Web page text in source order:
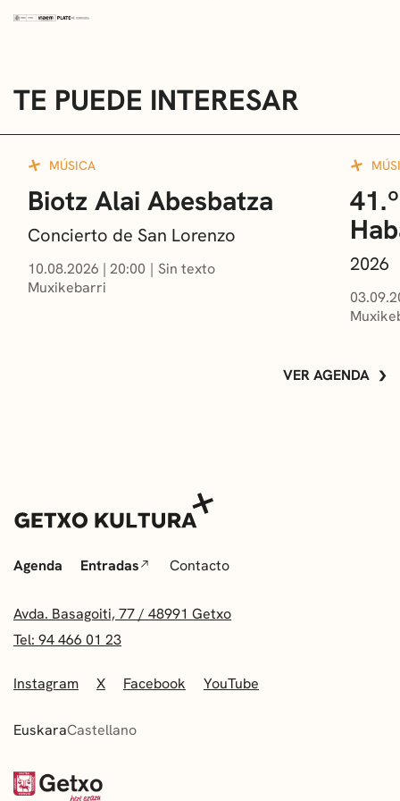
TE PUEDE INTERESAR
MÚSICA
Biotz Alai Abesbatza
Concierto de San Lorenzo
10.08.2026 | 20:00
Sin texto
Muxikebarri
2026
VER AGENDA
Agenda Entradas Contacto
Avda. Basagoiti, 77 / 48991 Getxo
Tel: 94 466 01 23
Instagram X Facebook YouTube
EuskaraCastellano